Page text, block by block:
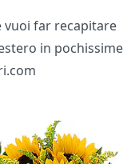
vuoi far recapitare
in pochissime